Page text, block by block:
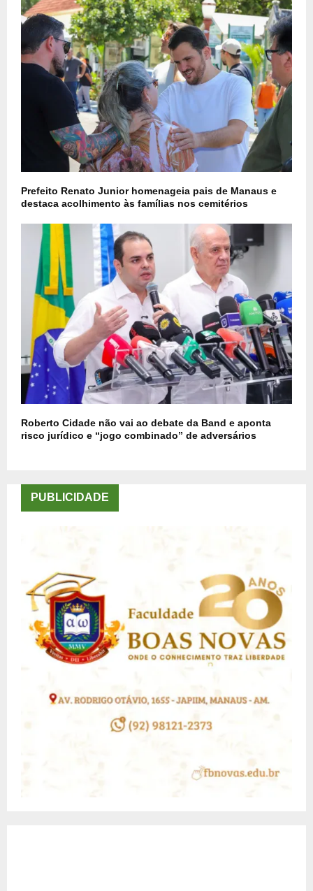
Prefeito Renato Junior homenageia pais de Manaus e
destaca acolhimento às famílias nos cemitérios
Roberto Cidade não vai ao debate da Band e aponta
risco jurídico e “jogo combinado” de adversários
PUBLICIDADE